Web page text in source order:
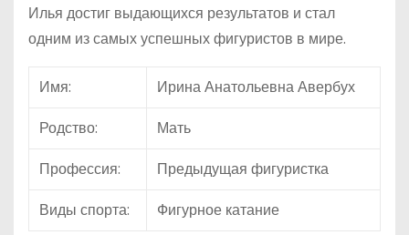
Илья достиг выдающихся результатов и стал
одним из самых успешных фигуристов в мире.
Имя:
Ирина Анатольевна Авербух
Родство:
Мать
Профессия:
Предыдущая фигуристка
Виды спорта:
Фигурное катание